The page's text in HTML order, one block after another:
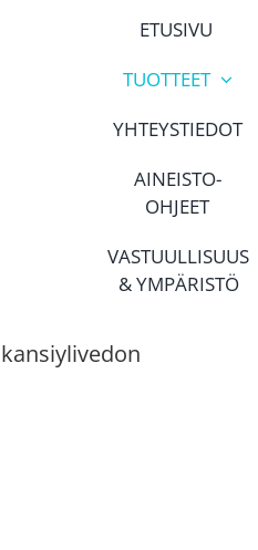
ETUSIVU
TUOTTEET
YHTEYSTIEDOT
AINEISTO-
OHJEET
VASTUULLISUUS
& YMPÄRISTÖ